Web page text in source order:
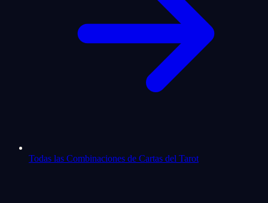
Todas las Combinaciones de Cartas del Tarot